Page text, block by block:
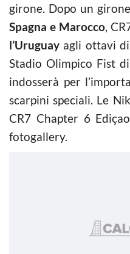
girone. Dopo un
Spagna e Marocco,
l’Uruguay agli ottavi
Stadio Olimpico Fist
indosserà per
scarpini speciali. Le
CR7 Chapter 6
fotogallery.